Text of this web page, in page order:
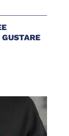
IDEE